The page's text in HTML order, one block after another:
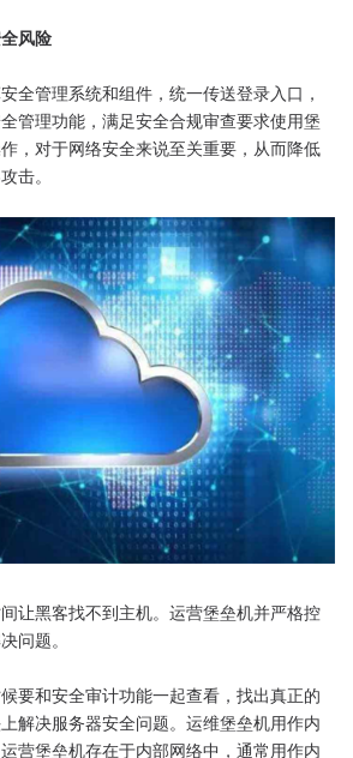
风险
管理系统和组件，统一传送登录入口，
管理功能，满足安全合规审查要求使用堡
，对于网络安全来说至关重要，从而降低
击。
黑客找不到主机。运营堡垒机并严格控
问题。
和安全审计功能一起查看，找出真正的
解决服务器安全问题。运维堡垒机用作内
营堡垒机存在于内部网络中，通常用作内